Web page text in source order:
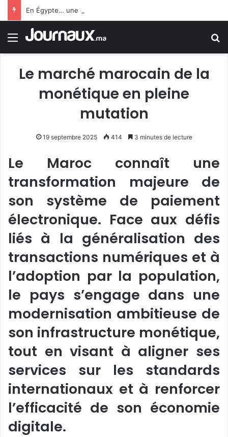
Menu
Le marché marocain de la
monétique en pleine
mutation
19 septembre 2025 414 3 minutes de lecture
Le Maroc connaît une
transformation majeure de
son système de paiement
électronique. Face aux défis
liés à la généralisation des
transactions numériques et à
l’adoption par la population,
le pays s’engage dans une
modernisation ambitieuse de
son infrastructure monétique,
tout en visant à aligner ses
services sur les standards
internationaux et à renforcer
l’efficacité de son économie
digitale.